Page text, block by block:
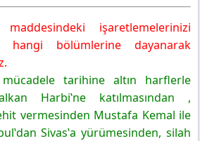
işaretlemelerinizi
hangi bölümlerine dayanarak
mücadele tarihine altın harflerle
Harbi‛ne katılmasından ,
vermesinden Mustafa Kemal ile
Sivas‛a yürümesinden, silah